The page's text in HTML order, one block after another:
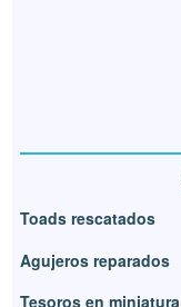
Toads rescatados
Agujeros reparados
Tesoros en miniatura